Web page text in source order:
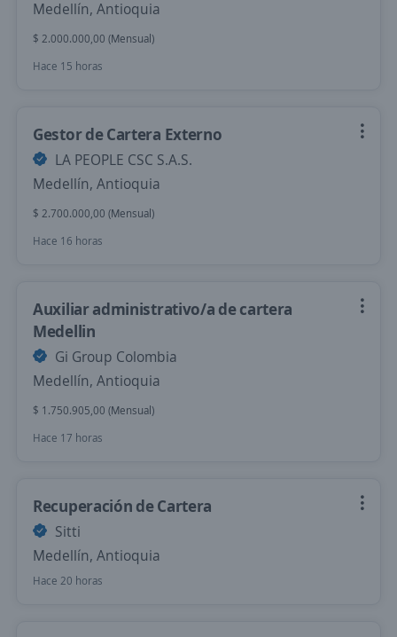
Medellín, Antioquia
$ 2.000.000,00 (Mensual)
Hace 15 horas
Gestor de Cartera Externo
LA PEOPLE CSC S.A.S.
Medellín, Antioquia
$ 2.700.000,00 (Mensual)
Hace 16 horas
Auxiliar administrativo/a de cartera
Medellin
Gi Group Colombia
Medellín, Antioquia
$ 1.750.905,00 (Mensual)
Hace 17 horas
Recuperación de Cartera
Sitti
Medellín, Antioquia
Hace 20 horas